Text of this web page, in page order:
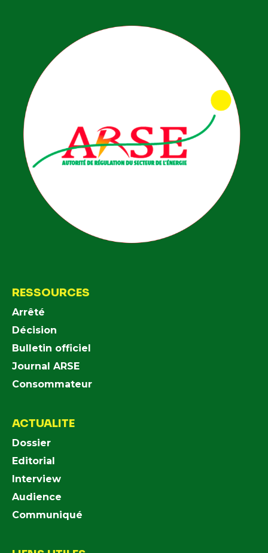
RESSOURCES
Arrêté
Décision
Bulletin officiel
Journal ARSE
Consommateur
ACTUALITE
Dossier
Editorial
Interview
Audience
Communiqué